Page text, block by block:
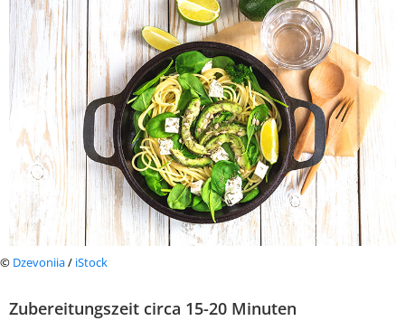
© Dzevoniia/ iStock
Zubereitungszeit circa 15-20 Minuten